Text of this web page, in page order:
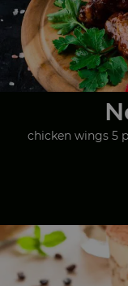
chicken wings 5